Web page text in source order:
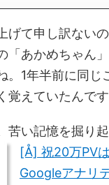
げて申し訳ない
「あかめちゃん
。1年半前に同じ
覚えていたんです
苦い記憶を掘り
[Å] 祝20万PV
Googleアナリ